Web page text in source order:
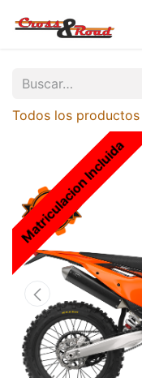
Todos los productos
Matriculacion Incluida